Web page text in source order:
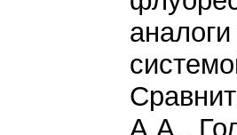
А.А.,